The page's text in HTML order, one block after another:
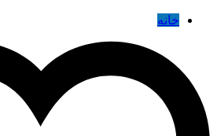
خانه